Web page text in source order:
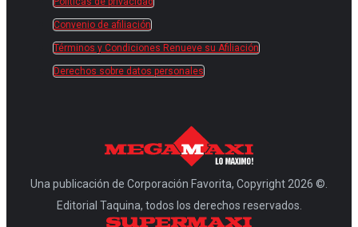
Convenio de afiliación
Términos y Condiciones Renueve su Afiliación
Derechos sobre datos personales
Una publicación de Corporación Favorita, Copyright 2026 ©.
Editorial Taquina, todos los derechos reservados.